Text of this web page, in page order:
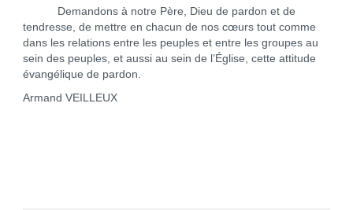
Demandons à notre Père, Dieu de pardon et de
tendresse, de mettre en chacun de nos cœurs tout comme
dans les relations entre les peuples et entre les groupes au
sein des peuples, et aussi au sein de l’Église, cette attitude
évangélique de pardon.
Armand VEILLEUX